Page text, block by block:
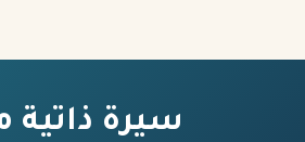
سيرة ذاتية